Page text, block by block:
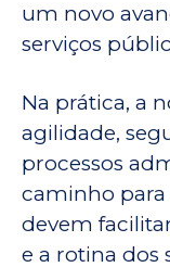
um novo
serviços
Na prática, a
agilidade,
processos
caminho para
devem
e a rotina dos